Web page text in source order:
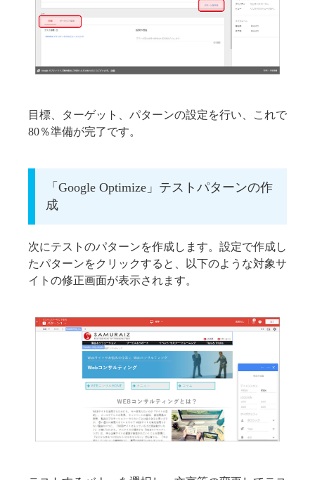
目標、ターゲット、パターンの設定を行い、これで
80％準備が完了です。
「Google Optimize」テストパターンの作
成
次にテストのパターンを作成します。設定で作成し
たパターンをクリックすると、以下のような対象サ
イトの修正画面が表示されます。